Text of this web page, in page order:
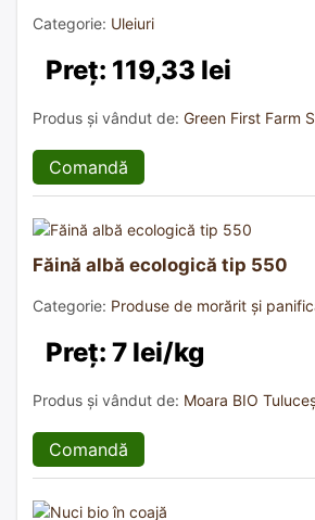
Categorie: Uleiuri
Preț: 119,33 lei
Produs și vândut de: Green First Farm
Comandă
Făină albă ecologică tip 550
Categorie: Produse de morărit și
Preț: 7 lei/kg
Produs și vândut de: Moara BIO
Comandă